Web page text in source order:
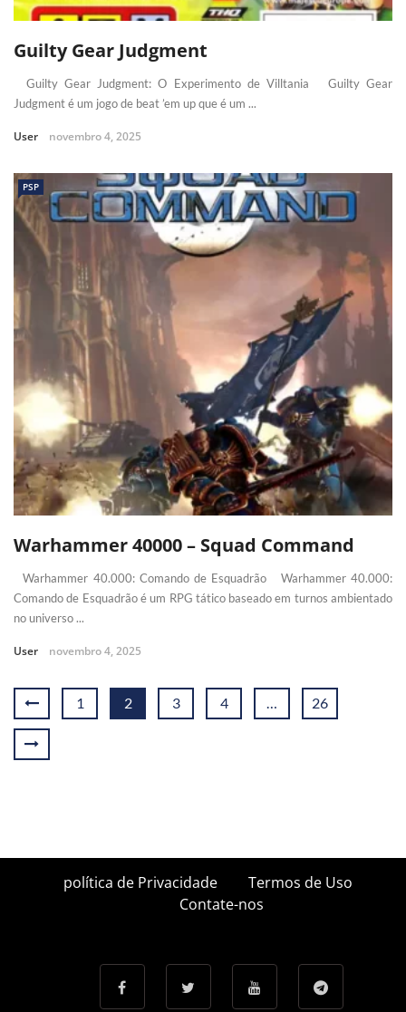
Guilty Gear Judgment
Guilty Gear Judgment: O Experimento de Villtania Guilty Gear
Judgment é um jogo de beat ’em up que é um ...
User novembro 4, 2025
PSP
Warhammer 40000 – Squad Command
Warhammer 40.000: Comando de Esquadrão Warhammer 40.000:
Comando de Esquadrão é um RPG tático baseado em turnos ambientado
no universo ...
User novembro 4, 2025
1 2 3 4 26
política de Privacidade
Termos de Uso
Contate-nos